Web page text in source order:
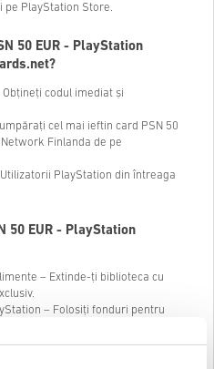
pe PlayStation Store.
50 EUR - PlayStation
codul imediat și
cel mai ieftin card PSN 50
Finlanda de pe
PlayStation din întreaga
50 EUR - PlayStation
– Extinde-ți biblioteca cu
– Folosiți fonduri pentru
amp; Emisiuni TV – Bucurați-vă